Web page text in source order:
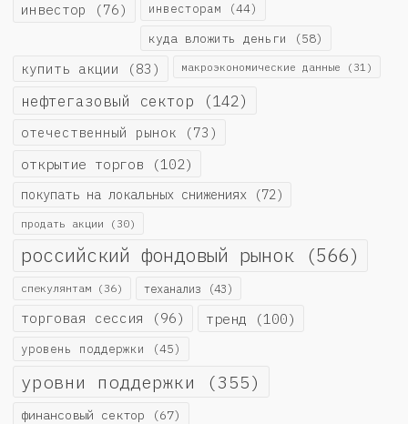
инвестор (76) инвесторам (44)
куда вложить деньги (58)
купить акции (83) макроэкономические данные (31)
нефтегазовый сектор (142)
отечественный рынок (73)
открытие торгов (102)
покупать на локальных снижениях (72)
продать акции (30)
российский фондовый рынок (566)
спекулянтам (36) теханализ (43)
торговая сессия (96) тренд (100)
уровень поддержки (45)
уровни поддержки (355)
финансовый сектор (67)